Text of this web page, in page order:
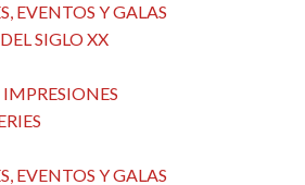
EVENTOS Y GALAS
SIGLO XX
EVENTOS Y GALAS